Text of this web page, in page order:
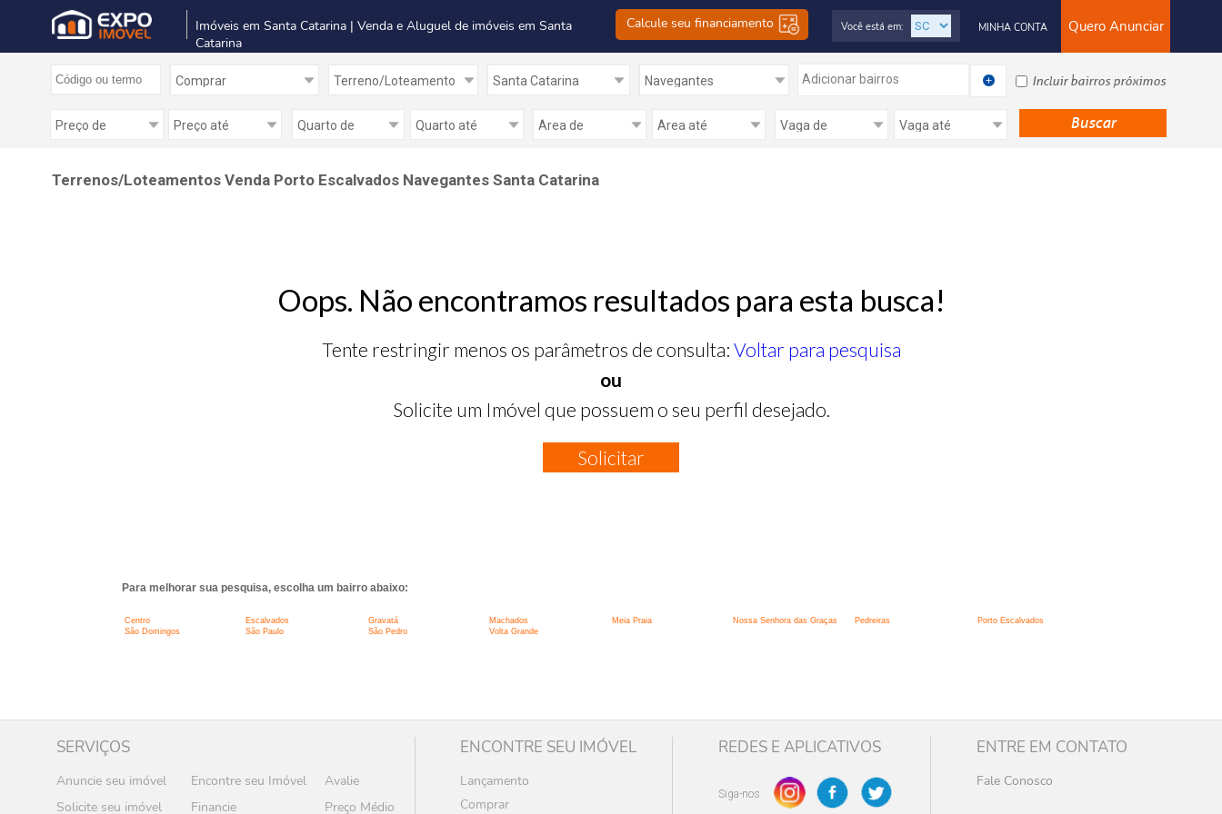
Imóveis em Santa Catarina | Venda e Aluguel de imóveis em Santa
Catarina
Calcule seu financiamento Quero Anunciar
MINHA CONTA
Você está em:
Adicionar bairros Incluir bairros próximos
Terrenos/Loteamentos Venda Porto Escalvados Navegantes Santa Catarina
Oops. Não encontramos resultados para esta busca!
Tente restringir menos os parâmetros de consulta: Voltar para pesquisa
ou
Solicite um Imóvel que possuem o seu perfil desejado.
Solicitar
Para melhorar sua pesquisa, escolha um bairro abaixo:
Centro Escalvados Gravatá Machados Meia Praia Nossa Senhora das Graças Pedreiras
Porto Escalvados
São Domingos
São Paulo São Pedro Volta Grande
SERVIÇOS
Anuncie seu imóvel Encontre seu Imóvel
Avalie
Solicite seu imóvel
Financie Preço Médio
ENCONTRE SEU IMÓVEL
Lançamento
Comprar
REDES E APLICATIVOS
Siga-nos
ENTRE EM CONTATO
Fale Conosco